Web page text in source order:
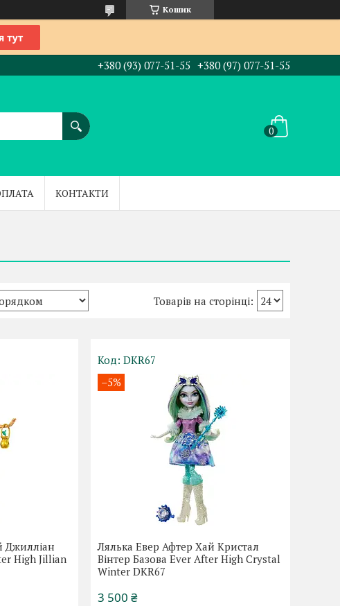
Кошик
+380 (93) 077-51-55 +380 (97) 077-51-55
КОНТАКТИ
Джилліан
High Jillian
DKR67
–5%
Лялька Евер Афтер Хай Кристал
Вінтер Базова Ever After High Crystal
Winter DKR67
3 500 ₴